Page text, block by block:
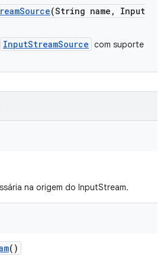
Source(String name ,
Input
InputStreamSource com suporte
na origem do InputStream.
()